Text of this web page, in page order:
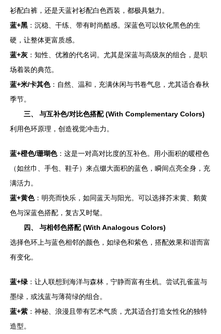
衫配白裤，还是天蓝衬衫配白色西装，都极具魅力。
蓝+黑 ：沉稳、干练、带有时尚酷感。深蓝色可以软化黑色的生
硬，让整体更富质感。
蓝+灰 ：知性、优雅的代名词。尤其是深蓝与高级灰的组合，是职
场着装的典范。
蓝+米/卡其色：自然、温和，充满休闲与书卷气息，尤其适合春秋
季节。
三、 与互补色/对比色搭配 (With Complementary Colors)
利用色环原理，创造视觉冲击力。
蓝+橙色/珊瑚色：这是一对高对比度的互补色。用小面积的暖橙色
（如丝巾、手包、鞋子）来点缀大面积的蓝色，瞬间点亮全身，充
满活力。
蓝+黄色：明亮而快乐，如同蓝天与阳光。可以选择芥末黄、鹅黄
色与深蓝色搭配，复古又时髦。
四、 与相邻色搭配 (With Analogous Colors)
选择色环上与蓝色相邻的颜色，如绿色和紫色，搭配效果和谐而富
有变化。
蓝+绿 ：让人联想到海洋与森林，宁静而富有生机。尝试孔雀蓝与
墨绿，或浅蓝与薄荷绿的组合。
蓝+紫：神秘、浪漫且带有艺术气质，尤其适合打造女性化的独特
造型。